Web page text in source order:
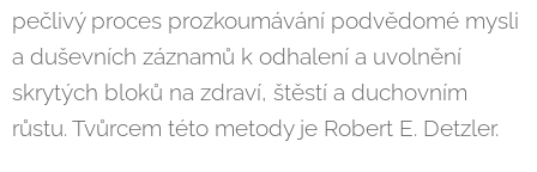
pečlivý proces prozkoumávání podvědomé mysli
a duševních záznamů k odhalení a uvolnění
skrytých bloků na zdraví, štěstí a duchovním
růstu. Tvůrcem této metody je Robert E. Detzler.